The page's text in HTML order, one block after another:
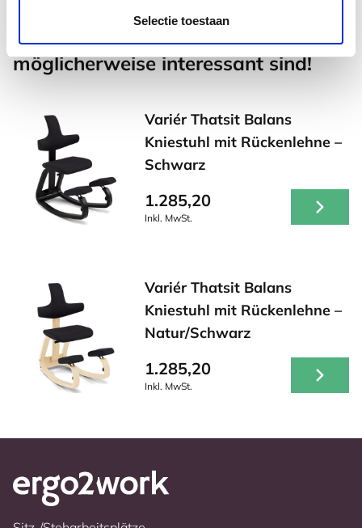
Selectie toestaan
Andere Produkte, die für Sie
möglicherweise interessant sind!
Variér Thatsit Balans
Kniestuhl mit Rückenlehne –
Schwarz
1.285,20
Inkl. MwSt.
Variér Thatsit Balans
Kniestuhl mit Rückenlehne –
Natur/Schwarz
1.285,20
Inkl. MwSt.